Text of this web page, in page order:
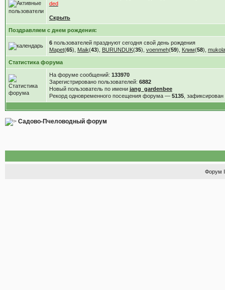
ded
Скрыть
Поздравляем с днем рождения:
6пользователей празднуют сегодня свой день рождения
Mapet(65), Maik(43), BURUNDUK(35), voenmeh(59), Клим(58),
Статистика форума
На форуме сообщений: 133970
Зарегистрировано пользователей: 6882
Новый пользователь по имени jang_gardenbee
Рекорд одновременного посещения форума — 5135,
Садово-Пчеловодный форум
Форум